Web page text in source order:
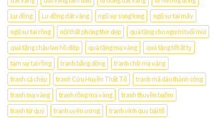
Lư đồng
Lư đồng dát vàng ngũ sự song long
ngũ sự tai mây
ngũ sự tai rồng
nội thất phòng thờ đẹp
quà tặng cho người tuổi mùi
quà tặng chậu lan hồ điệp
quà tặng mạ vàng
quà tặng tết ất tỵ
tam sự tai rồng
tranh bằng đồng
tranh chữ mạ vàng
tranh cá chép
tranh Cửu Huyền Thất Tổ
tranh mã đáo thành công
tranh mạ vàng
tranh rồng mạ vàng
tranh thuyền buồm
tranh tứ quý
tranh uyên ương
tranh vinh quy bái tổ